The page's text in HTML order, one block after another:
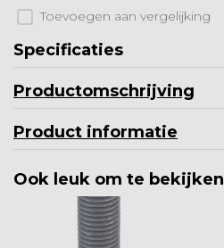
Toevoegen aan vergelijking
Specificaties
Productomschrijving
Product informatie
Ook leuk om te bekijken